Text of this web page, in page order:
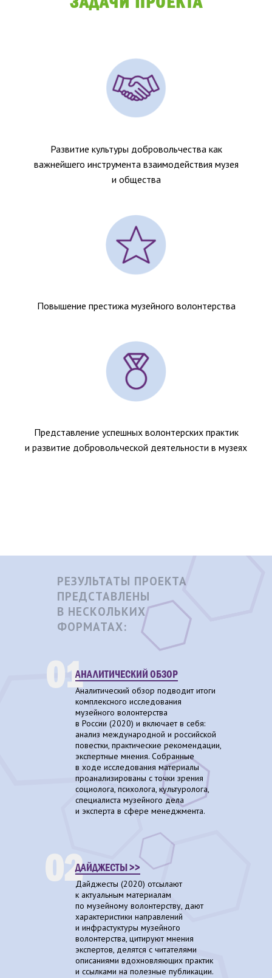
Развитие культуры добровольчества как
важнейшего инструмента взаимодействия музея
и общества
Повышение престижа музейного волонтерства
Представление успешных волонтерских практик
и развитие добровольческой деятельности в музеях
01
02
РЕЗУЛЬТАТЫ ПРОЕКТА
ПРЕДСТАВЛЕНЫ
В НЕСКОЛЬКИХ
ФОРМАТАХ:
Дайджесты (2020) отсылают
к актуальным материалам
по музейному волонтерству, дают
характеристики направлений
и инфрастуктуры музейного
волонтерства, цитируют мнения
экспертов, делятся с читателями
описаниями вдохновляющих практик
и ссылками на полезные публикации.
ДАЙДЖЕСТЫ >>
Аналитический обзор подводит итоги
комплексного исследования
музейного волонтерства
в России (2020) и включает в себя:
анализ международной и российской
повестки, практические рекомендации,
экспертные мнения. Собранные
в ходе исследования материалы
проанализированы с точки зрения
социолога, психолога, культуролога,
специалиста музейного дела
и эксперта в сфере менеджмента.
АНАЛИТИЧЕСКИЙ ОБЗОР